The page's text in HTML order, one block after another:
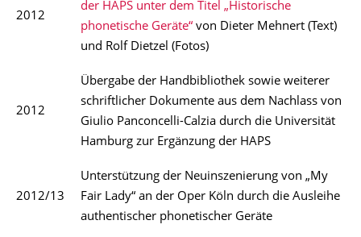
2012
der HAPS unter dem Titel „Historische
phonetische Geräte“ von Dieter Mehnert (Text)
und Rolf Dietzel (Fotos)
2012
Übergabe der Handbibliothek sowie weiterer
schriftlicher Dokumente aus dem Nachlass von
Giulio Panconcelli-Calzia durch die Universität
Hamburg zur Ergänzung der HAPS
2012/13
Unterstützung der Neuinszenierung von „My
Fair Lady“ an der Oper Köln durch die Ausleihe
authentischer phonetischer Geräte